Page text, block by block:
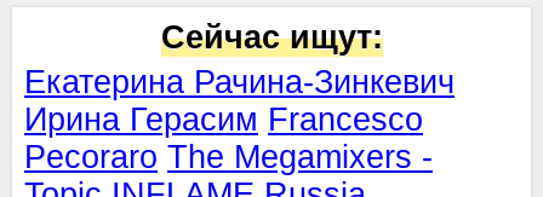
Сейчас ищут:
Екатерина Рачина-Зинкевич
Ирина Герасим Francesco
Pecoraro The Megamixers -